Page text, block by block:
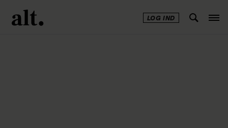
LOG IND